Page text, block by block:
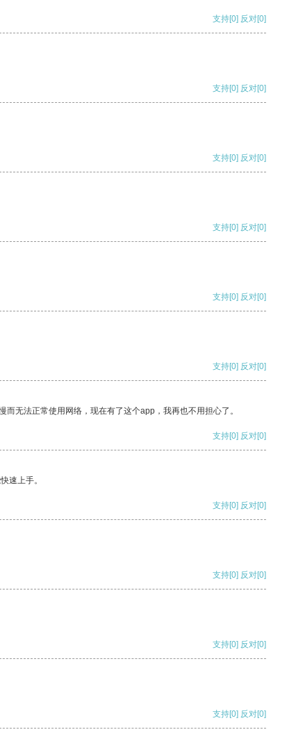
支持[0] 反对[0]
支持[0] 反对[0]
支持[0] 反对[0]
支持[0] 反对[0]
支持[0] 反对[0]
支持[0] 反对[0]
无法正常使用网络，现在有了这个app，我再也不用担心了。
支持[0] 反对[0]
速上手。
支持[0] 反对[0]
支持[0] 反对[0]
支持[0] 反对[0]
支持[0] 反对[0]